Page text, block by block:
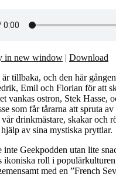
in new window | Download
tillbaka, och den här
Emil och Florian för att
vankas ostron, Stek Hasse,
som får tårarna att spruta
drinkmästare, skakar och
av sina mystiska pryttlar.
inte Geekpodden utan lite
ikoniska roll i
med en ”French